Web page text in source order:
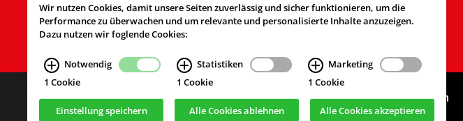
Webdesign & Realisierungcekom GmbH, Köln
Wir nutzen Cookies, damit unsere Seiten zuverlässig und sicher funktionieren, um die
Performance zu überwachen und um relevante und personalisierte Inhalte anzuzeigen.
Dazu nutzen wir foglende Cookies:
Notwendig
1 Cookie
Statistiken
1 Cookie
Marketing
1 Cookie
Einstellung speichern Alle Cookies ablehnen Alle Cookies akzeptieren